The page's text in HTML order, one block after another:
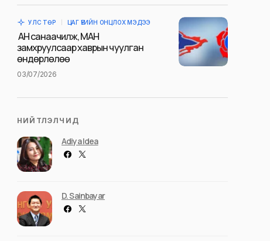
УЛС ТӨР ЦАГ ҮЕИЙН ОНЦЛОХ МЭДЭЭ
АН санаачилж, МАН
замхруулсаар хаврын чуулган
өндөрлөлөө
03/07/2026
НИЙТЛЭЛЧИД
Adiya Idea
D. Sainbayar